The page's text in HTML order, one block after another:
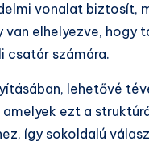
vonalat biztosít,
elhelyezve, hogy
csatár számára.
lehetővé
ezt a
így sokoldalú